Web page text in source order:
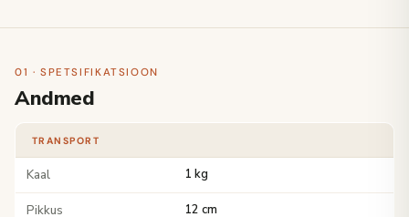
01 · SPETSIFIKATSIOON
Andmed
TRANSPORT
Kaal 1 kg
Pikkus 12 cm